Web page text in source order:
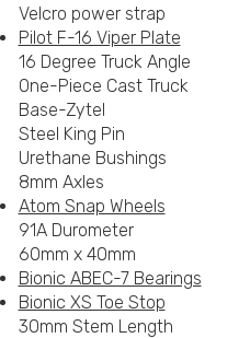
Velcro power strap
Pilot F-16 Viper Plate
16 Degree Truck Angle
One-Piece Cast Truck
Base-Zytel
Steel King Pin
Urethane Bushings
8mm Axles
Atom Snap Wheels
91A Durometer
60mm x 40mm
Bionic ABEC-7 Bearings
Bionic XS Toe Stop
30mm Stem Length